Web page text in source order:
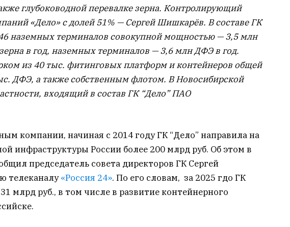
глубоководной перевалке зерна. Контролирующий
«Дело» с долей 51% — Сергей Шишкарёв. В составе ГК
наземных терминалов совокупной мощностью — 3,5 млн
в год, наземных терминалов — 3,6 млн ДФЭ в год.
из 40 тыс. фитинговых платформ и контейнеров общей
ДФЭ, а также собственным флотом. В Новосибирской
входящий в состав ГК “Дело” ПАО
компании, начиная с 2014 году ГК “Дело” направила на
инфраструктуры России более 200 млрд руб. Об этом в
председатель совета директоров ГК Сергей
телеканалу«Россия 24». По его словам, за 2025 гдо ГК
млрд руб., в том числе в развитие контейнерного